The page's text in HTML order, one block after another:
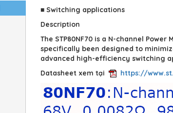
■ Switching applications
Description
The STP80NF70 is a N-channel
specifically been designed to
advanced high-efficiency switching
Datasheet xem tại
https://